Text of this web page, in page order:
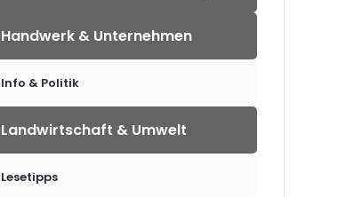
Handwerk & Unternehmen
Info & Politik
Landwirtschaft & Umwelt
Lesetipps